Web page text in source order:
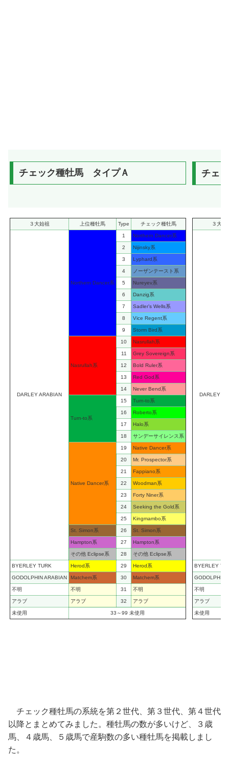
チェック種牡馬 タイプＡ チェ
３大始祖 上位種牡馬 Type チェック種牡馬
DARLEY ARABIAN
Northern Dancer系
1 Northern Dancer系
2 Nijinsky系
3 Lyphard系
4 ノーザンテースト系
5 Nureyev系
6 Danzig系
7 Sadler’s Wells系
8 Vice Regent系
9 Storm Bird系
Nasrullah系
10 Nasrullah系
11 Grey Sovereign系
12 Bold Ruler系
13 Red God系
14 Never Bend系
Turn-to系
15 Turn-to系
16 Roberto系
17 Halo系
18 サンデーサイレンス系
Native Dancer系
19 Native Dancer系
20 Mr. Prospector系
21 Fappiano系
22 Woodman系
23 Forty Niner系
24 Seeking the Gold系
25 Kingmambo系
St. Simon系 26 St. Simon系
Hampton系 27 Hampton系
その他 Eclipse系 28 その他 Eclipse系
BYERLEY TURK Herod系 29 Herod系
GODOLPHIN ARABIAN Matchem系 30 Matchem系
不明 不明 31 不明
アラブ アラブ 32 アラブ
未使用 33～99 未使用
３大始
DARLEY
BYERLEY
GODOLPHIN
不明
アラブ
未使用
チェック種牡馬の系統を第２世代、第３世代、第４世代
以降とまとめてみました。種牡馬の数が多いけど、３歳
馬、４歳馬、５歳馬で産駒数の多い種牡馬を掲載しまし
た。